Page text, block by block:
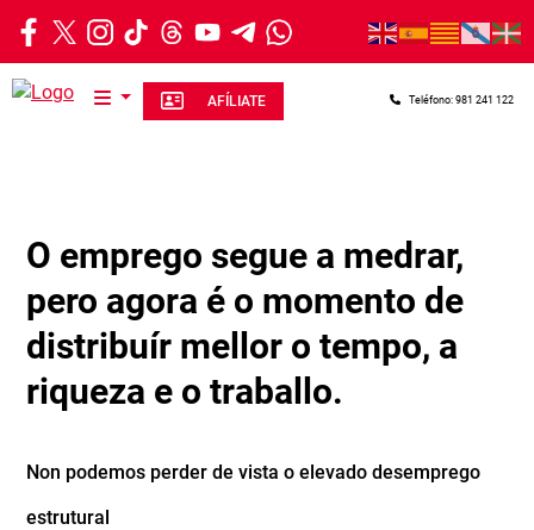
Ir o contido principal
AFÍLIATE Teléfono: 981 241 122
O emprego segue a medrar,
pero agora é o momento de
distribuír mellor o tempo, a
riqueza e o traballo.
Non podemos perder de vista o elevado desemprego
estrutural